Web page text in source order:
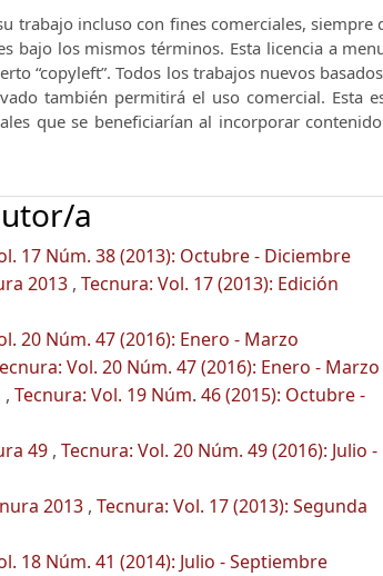
trabajo incluso con fines comerciales, siempre
bajo los mismos términos. Esta licencia a
“copyleft”.Todos los trabajos nuevos
también permitirá el uso comercial. Esta
que se beneficiarían al incorporar
a
17 Núm. 38 (2013): Octubre - Diciembre
2013 , Tecnura: Vol. 17 (2013): Edición
20 Núm. 47 (2016): Enero - Marzo
Vol. 20 Núm. 47 (2016): Enero - Marzo
, Tecnura: Vol. 19 Núm. 46 (2015): Octubre -
49 , Tecnura: Vol. 20 Núm. 49 (2016): Julio -
2013 , Tecnura: Vol. 17 (2013): Segunda
18 Núm. 41 (2014): Julio - Septiembre